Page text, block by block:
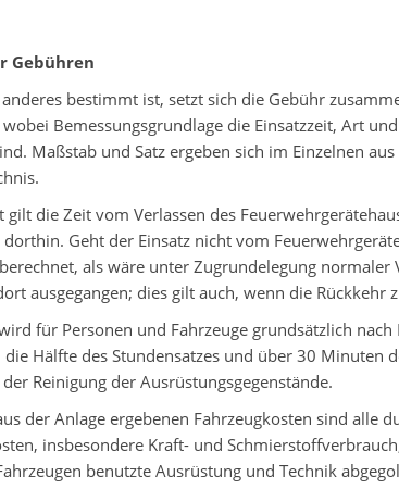
Gebühren
bestimmt ist, setzt sich die Gebühr
Bemessungsgrundlage die Einsatzzeit, Art
Maßstab und Satz ergeben sich im Einzelnen
gilt die Zeit vom Verlassen des
dorthin. Geht der Einsatz nicht vom
als wäre unter Zugrundelegung
ausgegangen; dies gilt auch, wenn die
für Personen und Fahrzeuge grundsätzlich
Hälfte des Stundensatzes und über 30 Minuten
Reinigung der Ausrüstungsgegenstände.
der Anlage ergebenen Fahrzeugkosten sind alle
insbesondere Kraft- und
benutzte Ausrüstung und Technik